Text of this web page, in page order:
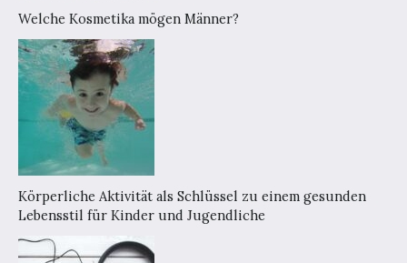
Welche Kosmetika mögen Männer?
Körperliche Aktivität als Schlüssel zu einem gesunden
Lebensstil für Kinder und Jugendliche